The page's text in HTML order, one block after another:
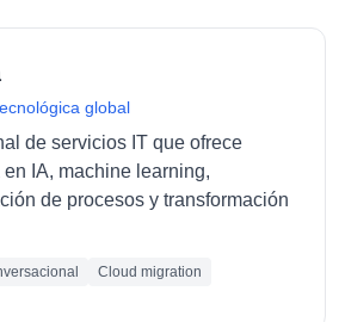
global
de servicios IT que ofrece
IA, machine learning,
de procesos y transformación
Cloud migration